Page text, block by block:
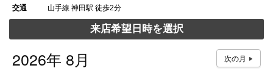
交通
山手線 神田駅 徒歩2分
来店希望日時を選択
2026年 8月